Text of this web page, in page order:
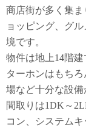
商店街が多く集
ョッピング、グ
境です。
物件は地上14階
ターホンはもち
場など十分な設備
間取りは1DK～
コン、システム